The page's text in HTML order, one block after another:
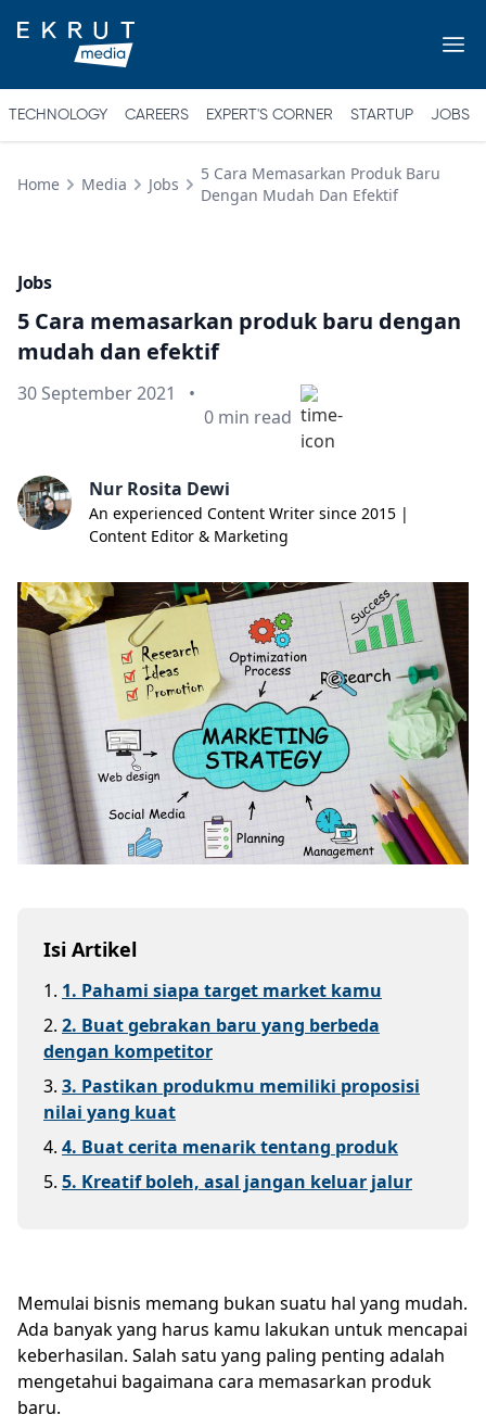
TECHNOLOGY CAREERS EXPERT'S CORNER STARTUP JOBS
Home Media Jobs
5 Cara Memasarkan Produk Baru
Dengan Mudah Dan Efektif
Jobs
5 Cara memasarkan produk baru dengan
mudah dan efektif
Published on
30 September 2021
•
Min read
0 min read
Nur Rosita Dewi
An experienced Content Writer since 2015 |
Content Editor & Marketing
Isi Artikel
1. 1. Pahami siapa target market kamu
2. 2. Buat gebrakan baru yang berbeda
dengan kompetitor
3. 3. Pastikan produkmu memiliki proposisi
nilai yang kuat
4. 4. Buat cerita menarik tentang produk
5. 5. Kreatif boleh, asal jangan keluar jalur
Memulai bisnis memang bukan suatu hal yang mudah.
Ada banyak yang harus kamu lakukan untuk mencapai
keberhasilan. Salah satu yang paling penting adalah
mengetahui bagaimana cara memasarkan produk
baru.